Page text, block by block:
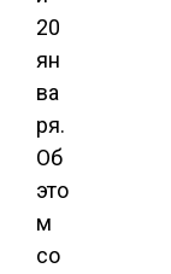
20
ян
ва
ря.
Об
это
м
со